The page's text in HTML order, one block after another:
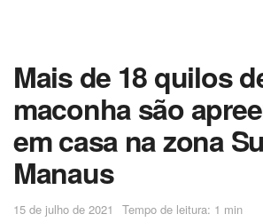
Mais de 18 quilos
maconha são
em casa na zona
Manaus
15 de julho de 2021 Tempo de leitura: 1 min